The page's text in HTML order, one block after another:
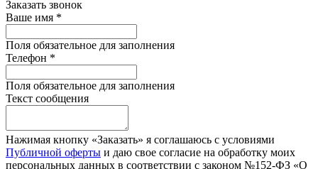
Заказать звонок
Ваше имя *
Поля обязательное для заполнения
Телефон *
Поля обязательное для заполнения
Текст сообщения
Нажимая кнопку «Заказать» я соглашаюсь с условиями
Публичной оферты и даю свое согласие на обработку моих
персональных данных в соответствии с законом №152-ФЗ «О